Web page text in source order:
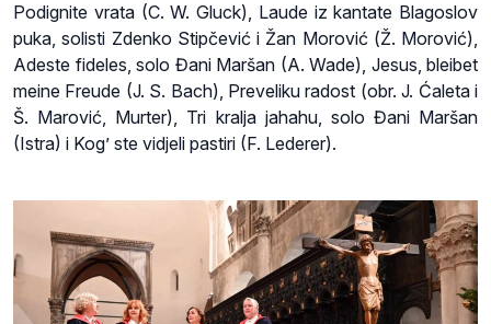
Podignite vrata (C. W. Gluck), Laude iz kantate Blagoslov
puka, solisti Zdenko Stipčević i Žan Morović (Ž. Morović),
Adeste fideles, solo Đani Maršan (A. Wade), Jesus, bleibet
meine Freude (J. S. Bach), Preveliku radost (obr. J. Ćaleta i
Š. Marović, Murter), Tri kralja jahahu, solo Đani Maršan
(Istra) i Kog’ ste vidjeli pastiri (F. Lederer).